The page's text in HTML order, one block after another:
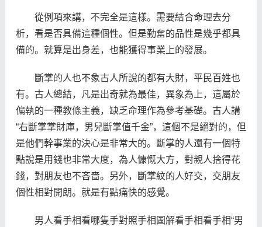
從例項來講，不完全是這樣。需要結合命理去分
析，看是否具備這種個性。但是勤奮的品性是幾乎都具
備的。就算是出身差，也能獲得事業上的發展。
斷掌的人也不象古人所說的都有大財，平民百姓也
有。古人總結，凡是出奇就為最佳，異象為上，這屬於
偏執的一種教條主義，缺乏命理作為參考基礎。古人講
“右斷掌掌財庫，男兒斷掌值千金”，這個不是絕對的，但
是他們幹事業的決心是非常大的。斷掌的人還有一個特
點說是用錢也非常大度，為人慷慨大方，對親人捨得花
錢，對朋友也不吝嗇。另外，斷掌紋的人好交，交朋友
個性相對開朗。就是有點痛快的感覺。
男人看手相看哪隻手對照手相圖解看手相看手相“男